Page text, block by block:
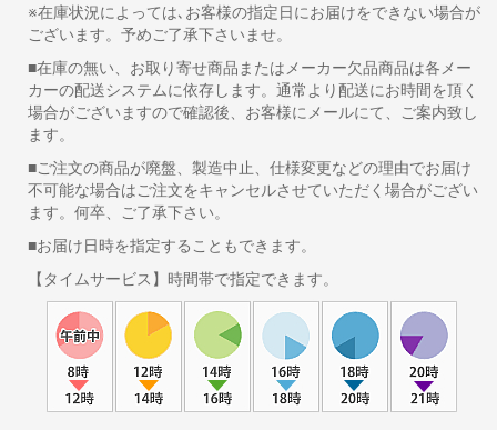
※在庫状況によっては､お客様の指定日にお届けをできない場合が
ございます。予めご了承下さいませ。
■在庫の無い、お取り寄せ商品またはメーカー欠品商品は各メー
カーの配送システムに依存します。通常より配送にお時間を頂く
場合がございますので確認後、お客様にメールにて、ご案内致し
ます。
■ご注文の商品が廃盤、製造中止、仕様変更などの理由でお届け
不可能な場合はご注文をキャンセルさせていただく場合がござい
ます。何卒、ご了承下さい。
■お届け日時を指定することもできます。
【タイムサービス】時間帯で指定できます。